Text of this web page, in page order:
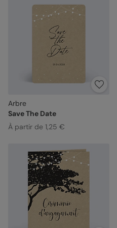
Arbre
Save The Date
À partir de 1,25 €